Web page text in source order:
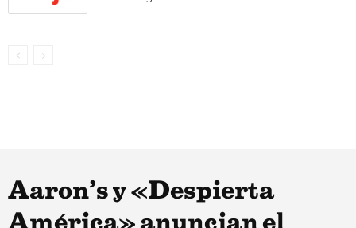
Aaron’s y «Despierta
América» anuncian el